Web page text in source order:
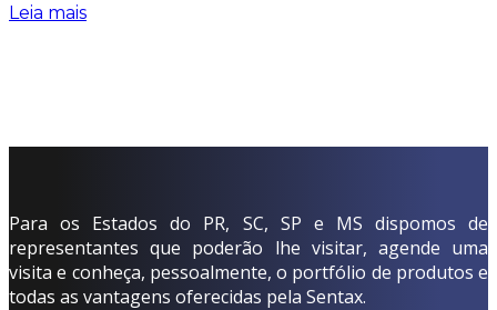
Leia mais
Para os Estados do PR, SC, SP e MS dispomos de
representantes que poderão lhe visitar, agende uma
visita e conheça, pessoalmente, o portfólio de produtos e
todas as vantagens oferecidas pela Sentax.